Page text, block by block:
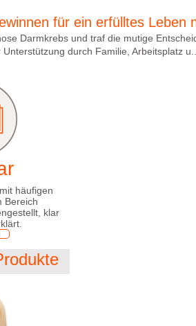
für ein erfülltes Leben
Darmkrebs und traf die mutige
durch Familie, Arbeitsplatz u...
häufigen
Bereich
klar